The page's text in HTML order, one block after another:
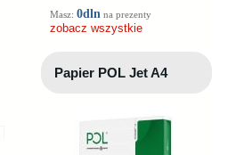
Masz: 0dln na prezenty
zobacz wszystkie
Papier POL Jet A4